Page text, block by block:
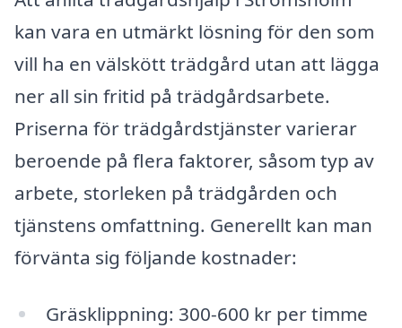
kan vara en utmärkt lösning för den som
vill ha en välskött trädgård utan att lägga
ner all sin fritid på trädgårdsarbete.
Priserna för trädgårdstjänster varierar
beroende på flera faktorer, såsom typ av
arbete, storleken på trädgården och
tjänstens omfattning. Generellt kan man
förvänta sig följande kostnader:
Gräsklippning: 300-600 kr per timme